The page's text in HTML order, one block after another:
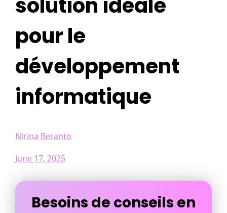
pour le
développement
informatique
Nirina Beranto
June 17, 2025
Besoins de conseils en